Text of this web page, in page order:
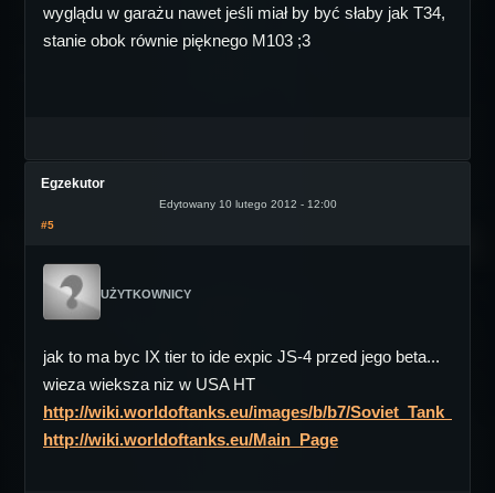
wyglądu w garażu nawet jeśli miał by być słaby jak T34,
stanie obok równie pięknego M103 ;3
Egzekutor
Edytowany 10 lutego 2012 - 12:00
#5
UŻYTKOWNICY
jak to ma byc IX tier to ide expic JS-4 przed jego beta...
wieza wieksza niz w USA HT
http://wiki.worldoftanks.eu/images/b/b7/
http://wiki.worldoftanks.eu/Main_Page